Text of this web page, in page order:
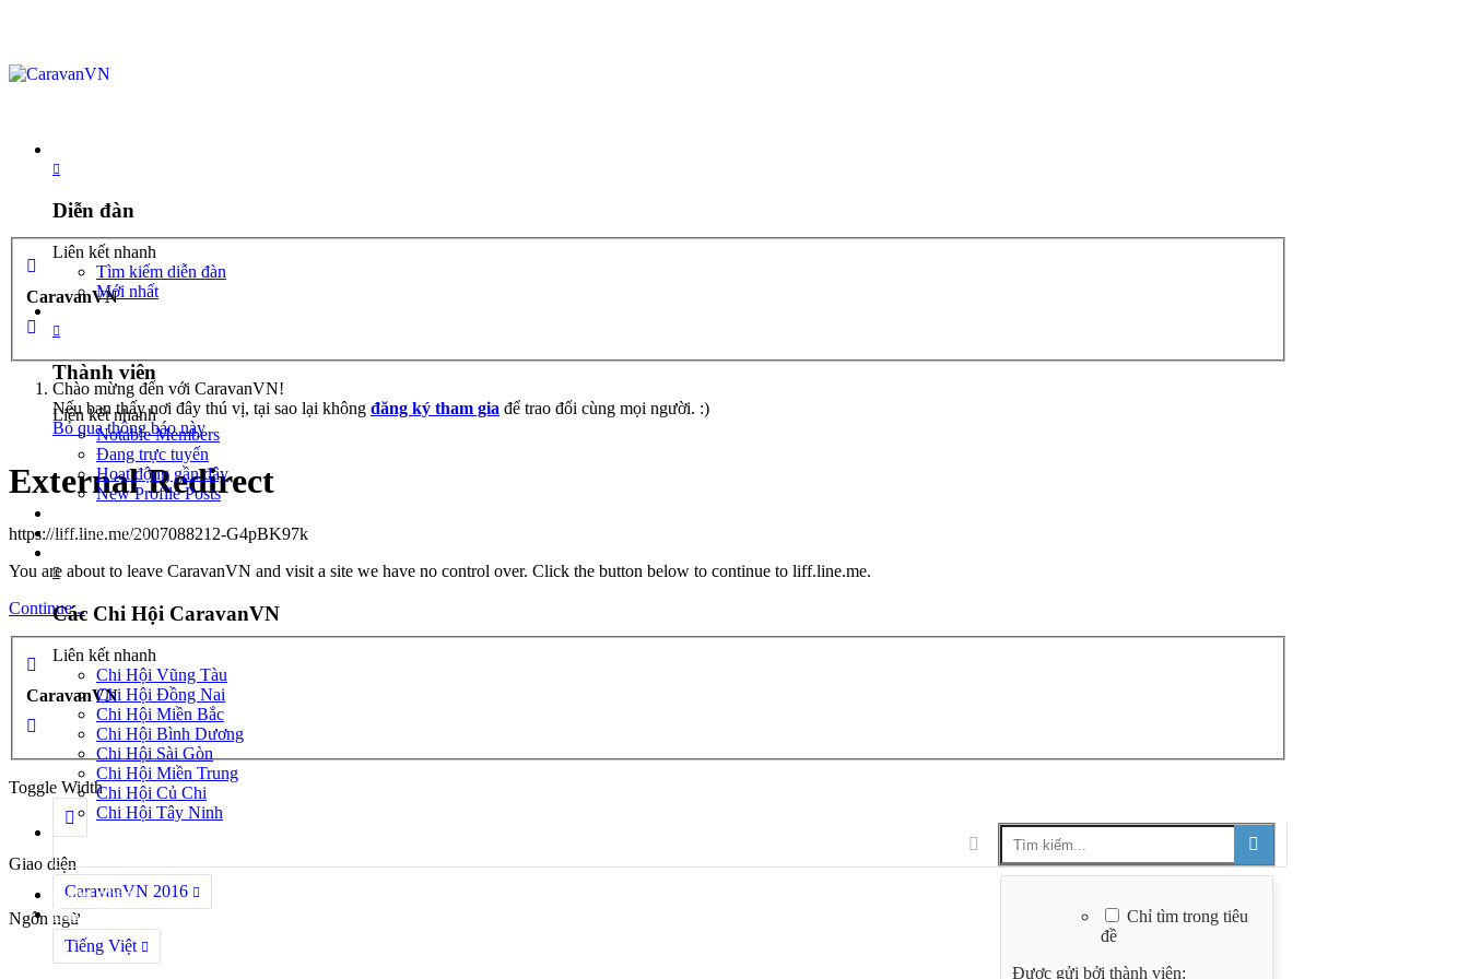
Diễn đàn
Liên kết nhanh
Tìm kiếm diễn đàn
Mới nhất
Thành viên
Liên kết nhanh
Notable Members
Đang trực tuyến
Hoạt động gần đây
New Profile Posts
Caravan quốc tế
Các Chi Hội CaravanVN
Liên kết nhanh
Chi Hội Vũng Tàu
Chi Hội Đồng Nai
Chi Hội Miền Bắc
Chi Hội Bình Dương
Chi Hội Sài Gòn
Chi Hội Miền Trung
Chi Hội Củ Chi
Chi Hội Tây Ninh
Chỉ tìm trong tiêu
đề
Được gửi bởi thành viên:
Đăng nhập
Đăng ký
CaravanVN
Chào mừng đến với CaravanVN!
Nếu bạn thấy nơi đây thú vị, tại sao lại không đăng ký tham gia để trao đổi cùng mọi người. :)
Bỏ qua thông báo này
External Redirect
https://liff.line.me/2007088212-G4pBK97k
You are about to leave CaravanVN and visit a site we have no control over. Click the button below to continue to liff.line.me.
Continue...
CaravanVN
Toggle Width
Giao diện
CaravanVN 2016
Ngôn ngữ
Tiếng Việt